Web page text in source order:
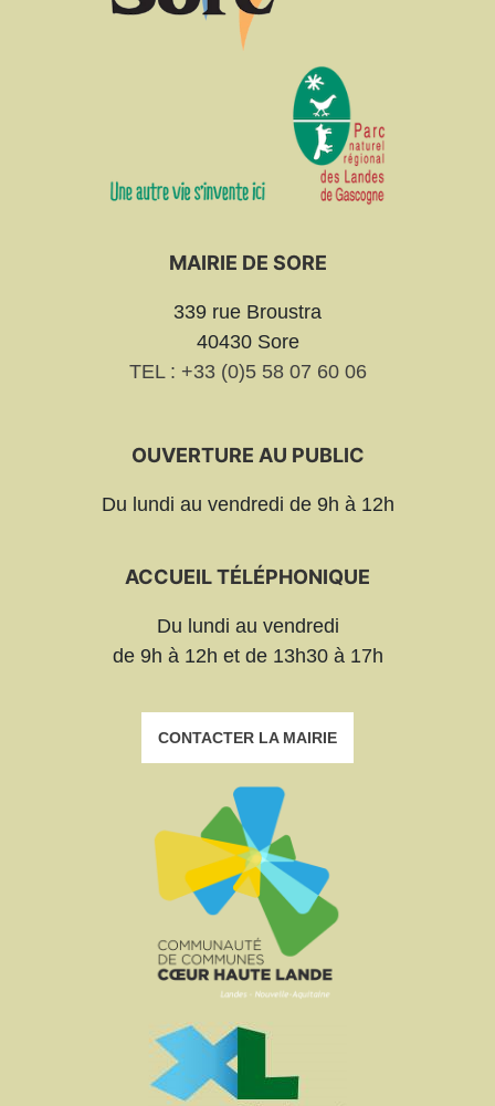
MAIRIE DE SORE
339 rue Broustra
40430 Sore
TEL : +33 (0)5 58 07 60 06
OUVERTURE AU PUBLIC
Du lundi au vendredi de 9h à 12h
ACCUEIL TÉLÉPHONIQUE
Du lundi au vendredi
de 9h à 12h et de 13h30 à 17h
CONTACTER LA MAIRIE